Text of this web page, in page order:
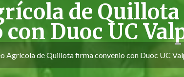
de
Duoc UC
Agrícola de Quillota firma convenio con Duoc UC